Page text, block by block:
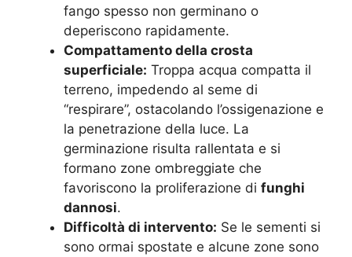
fango spesso non germinano o
deperiscono rapidamente.
Compattamento della crosta
superficiale: Troppa acqua compatta il
terreno, impedendo al seme di
“respirare”, ostacolando l’ossigenazione e
la penetrazione della luce. La
germinazione risulta rallentata e si
formano zone ombreggiate che
favoriscono la proliferazione di funghi
dannosi.
Difficoltà di intervento: Se le sementi si
sono ormai spostate e alcune zone sono